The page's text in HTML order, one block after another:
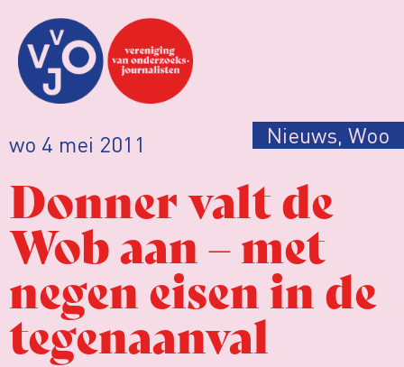
wo 4 mei 2011 Nieuws, Woo
Donner valt de
Wob aan – met
negen eisen in de
tegenaanval